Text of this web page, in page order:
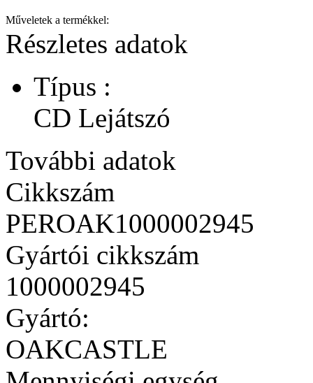
Műveletek a termékkel:
Részletes adatok
Típus :
CD Lejátszó
További adatok
Cikkszám
PEROAK1000002945
Gyártói cikkszám
1000002945
Gyártó:
OAKCASTLE